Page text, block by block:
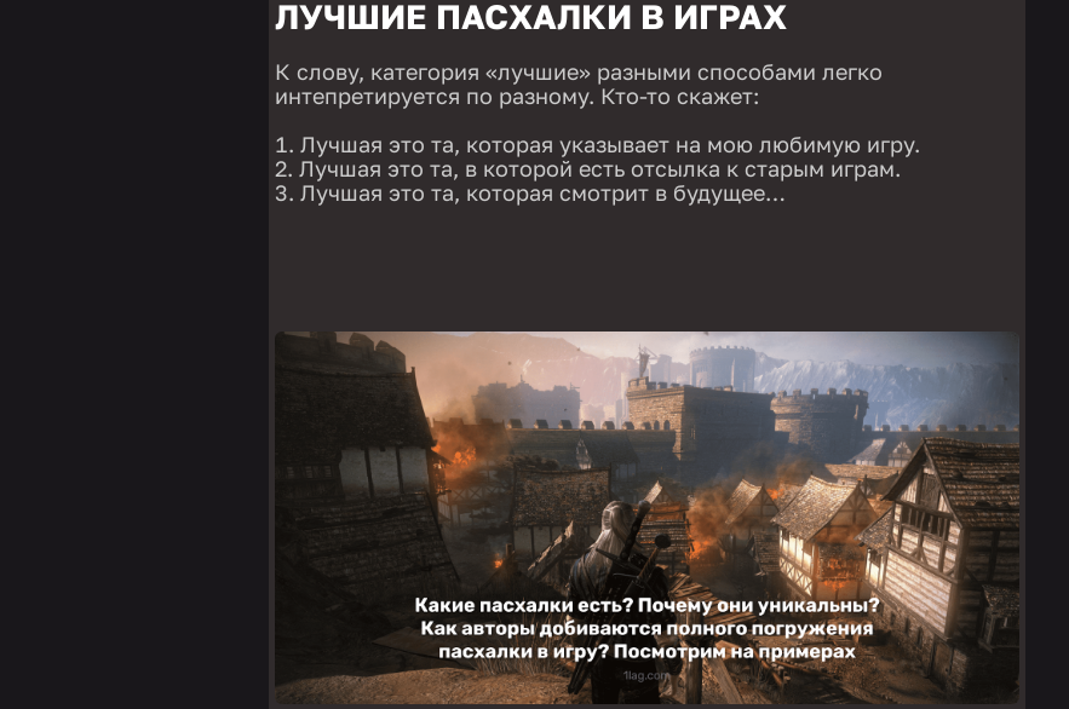
ЛУЧШИЕ ПАСХАЛКИ В ИГРАХ
К слову, категория «лучшие» разными способами легко
интепретируется по разному. Кто-то скажет:
Лучшая это та, которая указывает на мою любимую игру.
Лучшая это та, в которой есть отсылка к старым играм.
Лучшая это та, которая смотрит в будущее…